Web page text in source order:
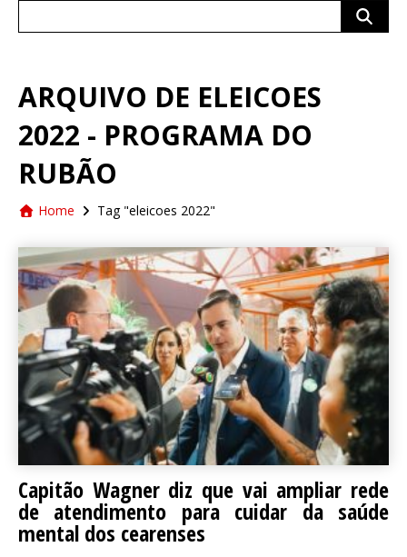
ARQUIVO DE ELEICOES
2022 - PROGRAMA DO
RUBÃO
Home Tag "eleicoes 2022"
Capitão Wagner diz que vai ampliar rede
de atendimento para cuidar da saúde
mental dos cearenses